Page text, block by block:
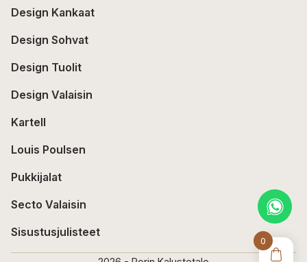
0
Design Kankaat
Design Sohvat
Design Tuolit
Design Valaisin
Kartell
Louis Poulsen
Pukkijalat
Secto Valaisin
Sisustusjulisteet